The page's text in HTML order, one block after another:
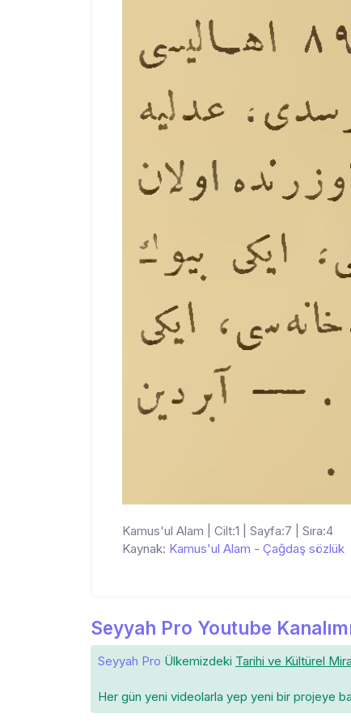
Kamus'ul Alam | Cilt:1 | Sayfa:7 | Sıra:4
Kaynak: Kamus'ul Alam - Çağdaş sözlük
Seyyah Pro Youtube
Seyyah Pro Ülkemizdeki Tarihi ve Kültürel
Her gün yeni videolarla yep yeni bir projeye